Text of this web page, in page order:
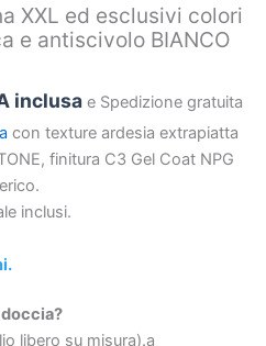
€229.05
XXL ed esclusivi colori
e antiscivolo BIANCO
inclusa e Spedizione gratuita
con texture ardesia extrapiatta
finitura C3 Gel Coat NPG
inclusi.
libero su misura).a